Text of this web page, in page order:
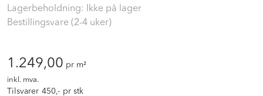
Lagerbeholdning: Ikke på lager
Bestillingsvare (2-4 uker)
1.249,00 pr m²
inkl. mva.
Tilsvarer 450,- pr stk